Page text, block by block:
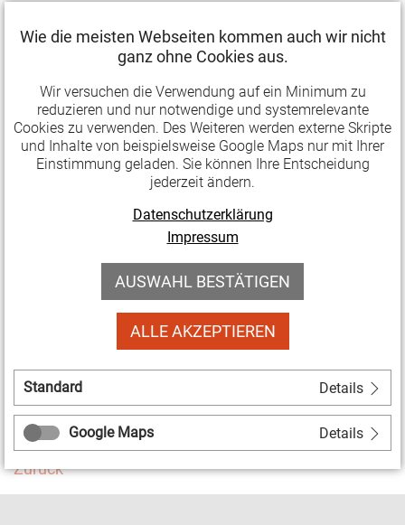
03.05.2018 09:30
Am 7. September 2018 wird zum zweiten Mal in
Berlin der European Youth Culture Award der Stiftung
Respekt! vergeben. Gewinnen können ihn besonders
innovative und partizipative Projekte, Initiativen und
Einzelpersonen, die zum Thema Jugendkulturen und
mit Jugendlichen gearbeitet oder geforscht haben.
Die Einsendefrist für Nominierungen ist der
! Die Projekte etc. können sich nicht selbst
» Bewerbung und Infos
Facebook
Twitter
Zurück
Wie die meisten Webseiten kommen auch wir nicht
ganz ohne Cookies aus.
Wir versuchen die Verwendung auf ein Minimum zu
reduzieren und nur notwendige und systemrelevante
Cookies zu verwenden. Des Weiteren werden externe Skripte
und Inhalte von beispielsweise Google Maps nur mit Ihrer
Einstimmung geladen. Sie können Ihre Entscheidung
jederzeit ändern.
Datenschutzerklärung
Impressum
AUSWAHL BESTÄTIGEN
ALLE AKZEPTIEREN
Standard Details
Google Maps Details